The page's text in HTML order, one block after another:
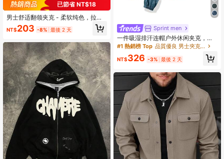
已節省 NT$18
男士舒适翻领夹克 - 柔软纯色，拉链
开合，长袖，商务风格，适合户外活
动和休闲穿着，百搭透气
NT$203 -8% 最後 2 天 Sprint men
一件吸湿排汗连帽户外休闲夹克，轻
便几何印花，适合夏季日常户外活
动、跑步、徒步、骑行，可机洗男士
夹克
#1 熱銷榜 Top 品質優良 男士夾克和外套
NT$326 -3% 最後 2 天